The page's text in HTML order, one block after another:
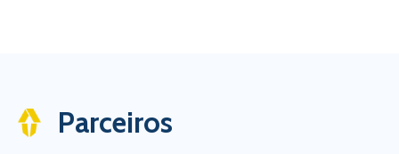
Parceiros